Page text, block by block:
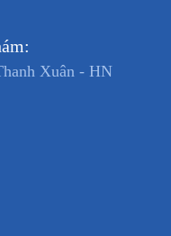
Xuân - HN